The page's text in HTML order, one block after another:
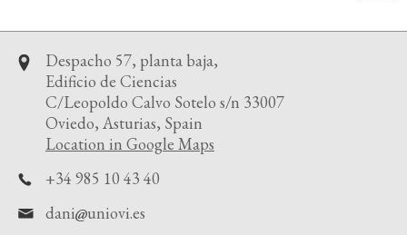
Despacho 57, planta baja,
Edificio de Ciencias
C/Leopoldo Calvo Sotelo s/n 33007
Oviedo, Asturias, Spain
Location in Google Maps
+34 985 10 43 40
dani
uniovi.es